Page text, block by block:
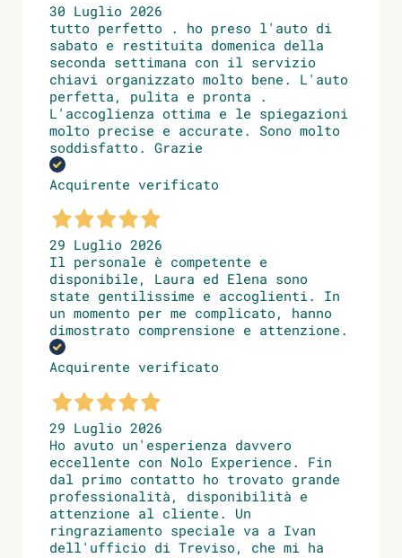
30 Luglio 2026
tutto perfetto . ho preso l'auto di
sabato e restituita domenica della
seconda settimana con il servizio
chiavi organizzato molto bene. L'auto
perfetta, pulita e pronta .
L'accoglienza ottima e le spiegazioni
molto precise e accurate. Sono molto
soddisfatto. Grazie
Acquirente verificato
29 Luglio 2026
Il personale è competente e
disponibile, Laura ed Elena sono
state gentilissime e accoglienti. In
un momento per me complicato, hanno
dimostrato comprensione e attenzione.
Acquirente verificato
29 Luglio 2026
Ho avuto un'esperienza davvero
eccellente con Nolo Experience. Fin
dal primo contatto ho trovato grande
professionalità, disponibilità e
attenzione al cliente. Un
ringraziamento speciale va a Ivan
dell'ufficio di Treviso, che mi ha